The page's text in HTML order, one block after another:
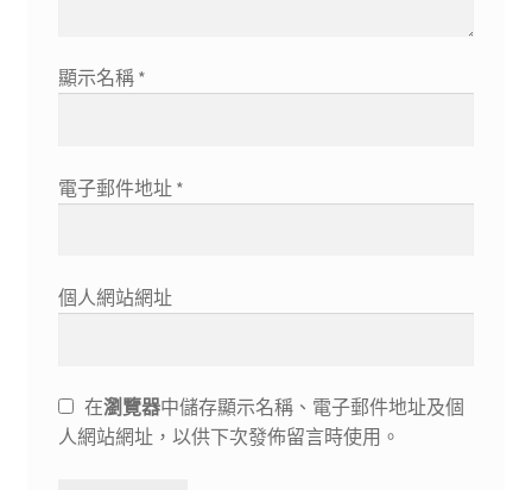
顯示名稱 *
電子郵件地址 *
個人網站網址
在瀏覽器中儲存顯示名稱、電子郵件地址及個
人網站網址，以供下次發佈留言時使用。